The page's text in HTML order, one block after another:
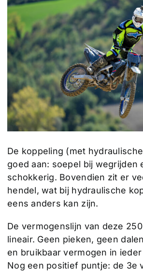
De koppeling (met
goed aan: soepel bij wegrijden
schokkerig. Bovendien zit er
hendel, wat bij hydraulische
eens anders kan zijn.
De vermogenslijn van deze
lineair. Geen pieken, geen
en bruikbaar vermogen in
Nog een positief puntje: de 3e